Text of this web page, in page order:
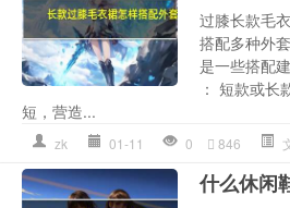
过膝长款毛
搭配多种外
是一些搭配
： 短款或长
短，营造...
zk 01-11 0 846
什么休闲